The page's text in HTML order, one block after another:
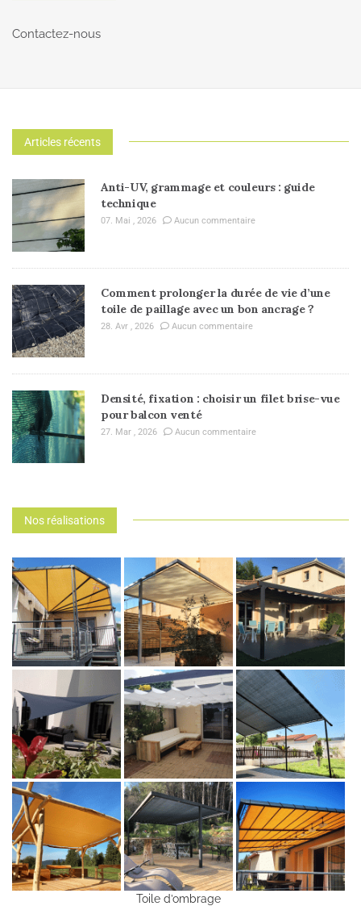
Contactez-nous
Articles récents
Anti-UV, grammage et couleurs : guide
technique
07. Mai , 2026 Aucun commentaire
Comment prolonger la durée de vie d’une
toile de paillage avec un bon ancrage ?
28. Avr , 2026 Aucun commentaire
Densité, fixation : choisir un filet brise-vue
pour balcon venté
27. Mar , 2026 Aucun commentaire
Nos réalisations
Toile d’ombrage